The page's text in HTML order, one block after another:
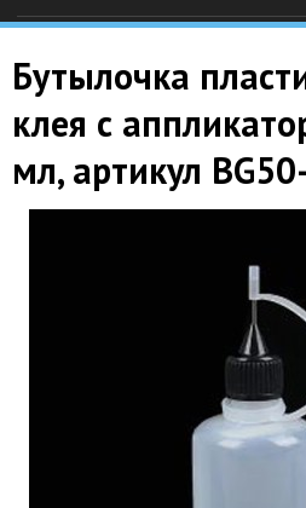
Бутылочка
клея с
мл, артикул